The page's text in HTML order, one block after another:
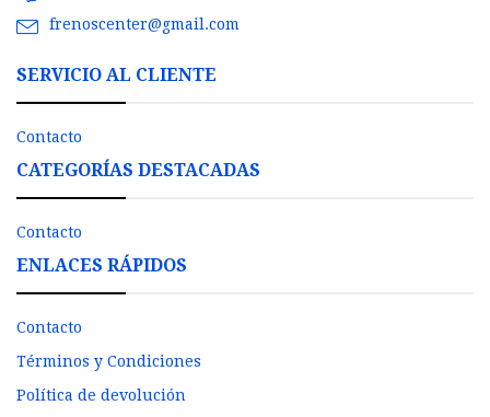
frenoscenter@gmail.com
SERVICIO AL CLIENTE
Contacto
CATEGORÍAS DESTACADAS
Contacto
ENLACES RÁPIDOS
Contacto
Términos y Condiciones
Política de devolución